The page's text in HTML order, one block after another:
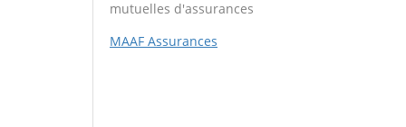
mutuelles d'assurances
MAAF Assurances